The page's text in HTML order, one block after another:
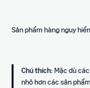
Sản phẩm hàng nguy
Chú thích: Mặc dù
nhỏ hơn các sản